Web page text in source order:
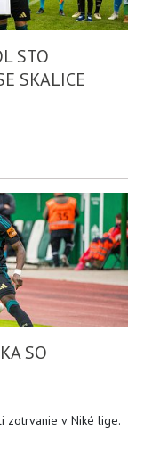
STO
SKALICE
SO
zotrvanie v Niké lige.